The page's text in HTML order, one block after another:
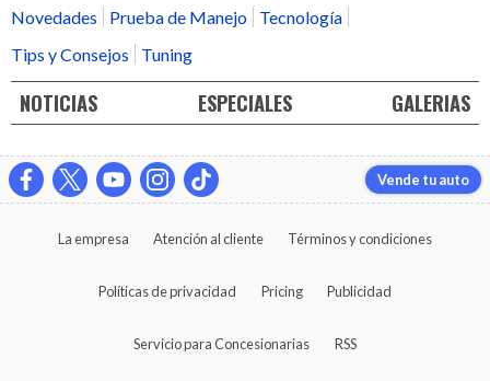
Novedades
Prueba de Manejo
Tecnología
Tips y Consejos
Tuning
NOTICIAS ESPECIALES GALERIAS
Vende tu auto
La empresa Atención al cliente Términos y condiciones
Políticas de privacidad Pricing Publicidad
Servicio para Concesionarias RSS